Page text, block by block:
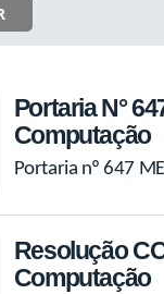
Portaria N°
Computação
Portaria nº 647
Resolução
Computação